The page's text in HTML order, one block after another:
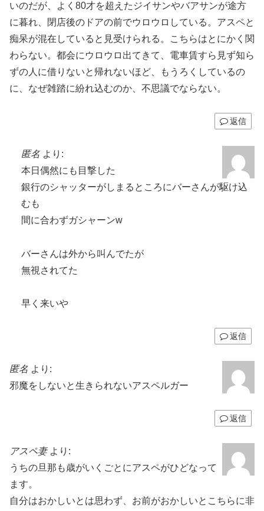
いのだが、よく80才を超えたジイサンやバアサンが途方
に暮れ、閉店後のドアの前でウロウロしている。アスペと
痴呆が混在していると見受けられる。こちらはとにかく関
わらない。都会にウロウロ出てきて、電車賃すら見ず知ら
ずの人に借りないと帰れないほど、もうろくしているの
に、なぜ雑踏に紛れ込むのか、不思議でならない。
返信
匿名 より:
本日偶然にも目撃した
銀行のシャッターがしまるところにバーさんが駆け込
むも
間に合わずガシャーンw
バーさんは外から叫んでたが
無視されてた
早く来いや
返信
匿名 より:
邪魔をしないと生きられないアスペルガー
返信
アスペ妻 より:
うちの旦那も歳がいくごとにアスペがひどなって
ます。
自分はおかしいとは思わず、お前がおかしいとこちらに非